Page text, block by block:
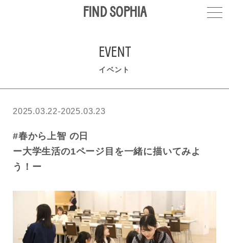
FIND SOPHIA
EVENT
イベント
2025.03.22-2025.03.23
#春から上智 の日
ー大学生活の1ページ目を一緒に描いてみよ
う！ー